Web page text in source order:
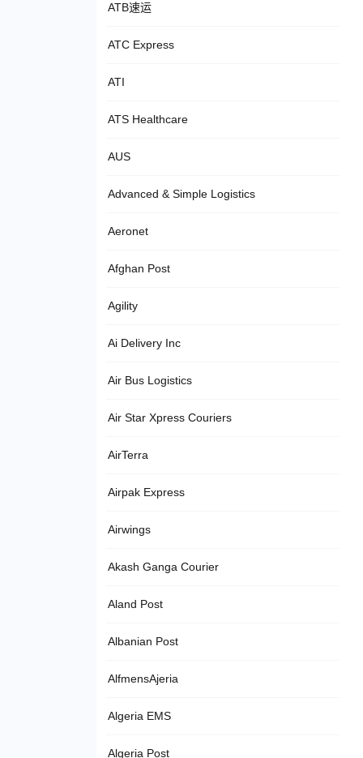
ATB速运
ATC Express
ATI
ATS Healthcare
AUS
Advanced & Simple Logistics
Aeronet
Afghan Post
Agility
Ai Delivery Inc
Air Bus Logistics
Air Star Xpress Couriers
AirTerra
Airpak Express
Airwings
Akash Ganga Courier
Aland Post
Albanian Post
AlfmensAjeria
Algeria EMS
Algeria Post